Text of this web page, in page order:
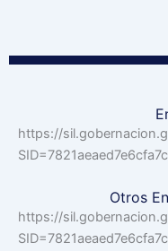
https://
Otros
https://